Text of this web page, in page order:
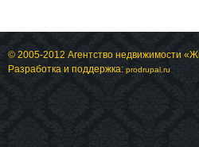
© 2005-2012 Агентство недвижимости
Разработка и поддержка: prodrupal.ru